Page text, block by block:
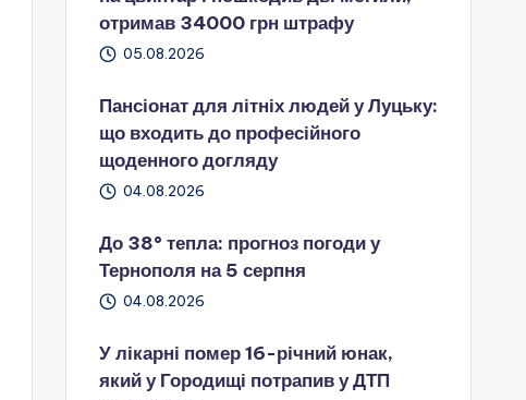
отримав 34000 грн штрафу
05.08.2026
Пансіонат для літніх людей у Луцьку:
що входить до професійного
щоденного догляду
04.08.2026
До 38° тепла: прогноз погоди у
Тернополя на 5 серпня
04.08.2026
У лікарні помер 16-річний юнак,
який у Городищі потрапив у ДТП